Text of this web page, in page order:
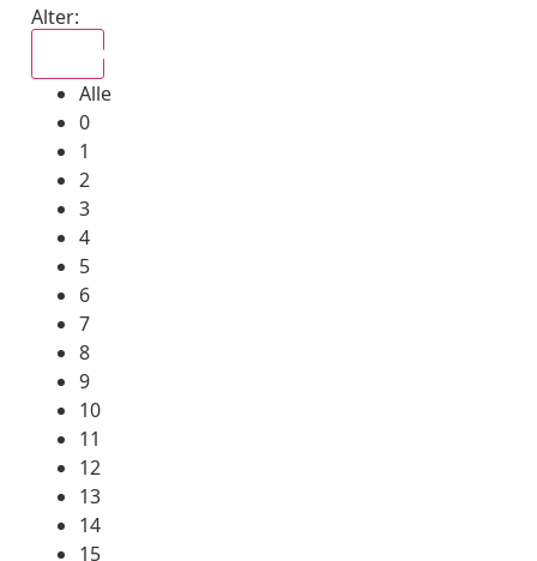
Alter:
Alle
0
1
2
3
4
5
6
7
8
9
10
11
12
13
14
15